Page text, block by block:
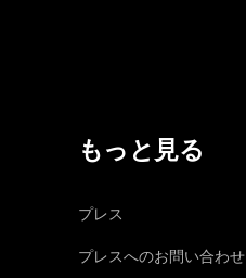
もっと見る
プレス
プレスへのお問い合わせ